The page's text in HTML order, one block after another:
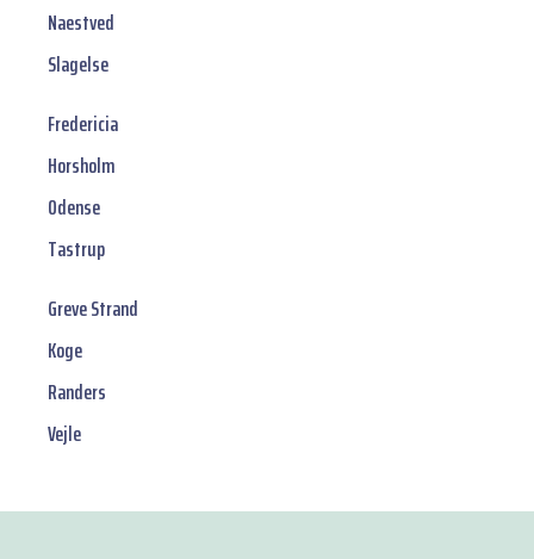
Naestved
Slagelse
Fredericia
Horsholm
Odense
Tastrup
Greve Strand
Koge
Randers
Vejle